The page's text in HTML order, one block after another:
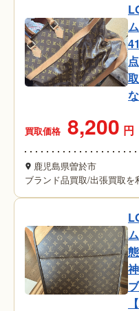
買取価格 8,200 円
鹿児島県曽於市
ブランド品買取/出張買取を